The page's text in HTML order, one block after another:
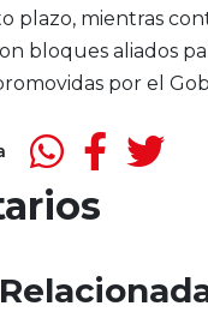
plazo, mientras
bloques aliados
por el